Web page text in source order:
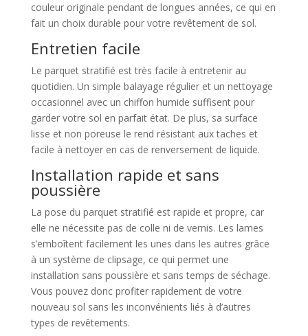
couleur originale pendant de longues années, ce qui en
fait un choix durable pour votre revêtement de sol.
Entretien facile
Le parquet stratifié est très facile à entretenir au
quotidien. Un simple balayage régulier et un nettoyage
occasionnel avec un chiffon humide suffisent pour
garder votre sol en parfait état. De plus, sa surface
lisse et non poreuse le rend résistant aux taches et
facile à nettoyer en cas de renversement de liquide.
Installation rapide et sans
poussière
La pose du parquet stratifié est rapide et propre, car
elle ne nécessite pas de colle ni de vernis. Les lames
s’emboîtent facilement les unes dans les autres grâce
à un système de clipsage, ce qui permet une
installation sans poussière et sans temps de séchage.
Vous pouvez donc profiter rapidement de votre
nouveau sol sans les inconvénients liés à d’autres
types de revêtements.